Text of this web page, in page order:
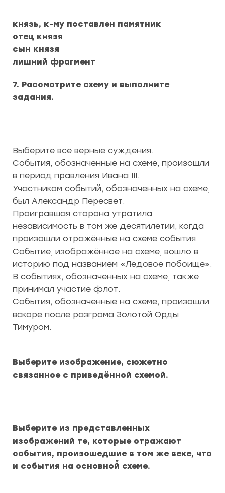
князь, к-му поставлен памятник
отец князя
сын князя
лишний фрагмент
7. Рассмотрите схему и выполните
задания.
Выберите все верные суждения.
События, обозначенные на схеме, произошли
в период правления Ивана III.
Участником событий, обозначенных на схеме,
был Александр Пересвет.
Проигравшая сторона утратила
независимость в том же десятилетии, когда
произошли отражённые на схеме события.
Событие, изображённое на схеме, вошло в
историю под названием «Ледовое побоище».
В событиях, обозначенных на схеме, также
принимал участие флот.
События, обозначенные на схеме, произошли
вскоре после разгрома Золотой Орды
Тимуром.
Выберите изображение, сюжетно
связанное с приведённой схемой.
Выберите из представленных
изображений те, которые отражают
события, произошедшие в том же веке, что
и события на основной̆ схеме.